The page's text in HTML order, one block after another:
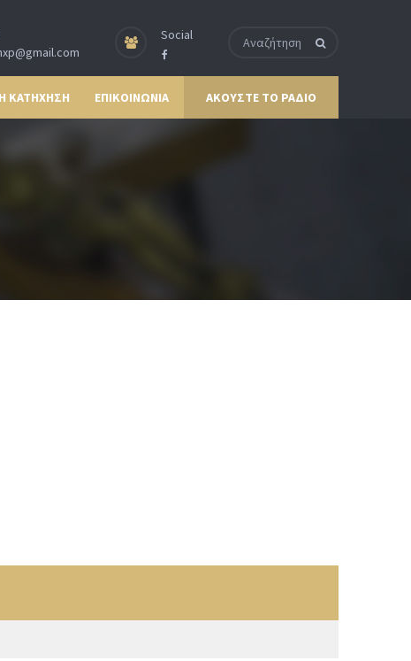
Social
ΚΑΤΗΧΗΣΗ ΕΠΙΚΟΙΝΩΝΙΑ ΑΚΟΥΣΤΕ ΤΟ ΡΑΔΙΟ